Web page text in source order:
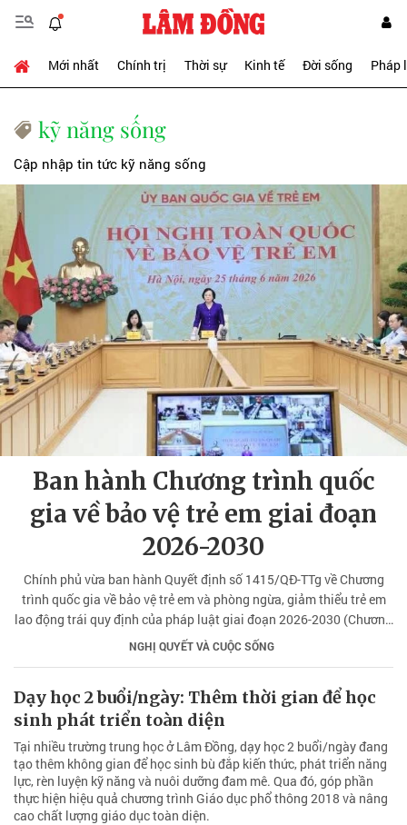
Mới nhất Chính trị Thời sự Kinh tế Đời sống Pháp
kỹ năng sống
Cập nhập tin tức kỹ năng sống
Ban hành Chương trình quốc
gia về bảo vệ trẻ em giai đoạn
2026-2030
Chính phủ vừa ban hành Quyết định số 1415/QĐ-TTg về Chương
trình quốc gia về bảo vệ trẻ em và phòng ngừa, giảm thiểu trẻ em
lao động trái quy định của pháp luật giai đoạn 2026-2030 (Chương
trình).
NGHỊ QUYẾT VÀ CUỘC SỐNG
Dạy học 2 buổi/ngày: Thêm thời gian để học
sinh phát triển toàn diện
Tại nhiều trường trung học ở Lâm Đồng, dạy học 2 buổi/ngày đang
tạo thêm không gian để học sinh bù đắp kiến thức, phát triển năng
lực, rèn luyện kỹ năng và nuôi dưỡng đam mê. Qua đó, góp phần
thực hiện hiệu quả chương trình Giáo dục phổ thông 2018 và nâng
cao chất lượng giáo dục toàn diện.